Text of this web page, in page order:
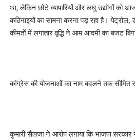
था, लेकिन छोटे व्यापारियों और लघु उद्योगों को
कठिनाइयों का सामना करना पड़ रहा है।
कीमतों में लगातार वृद्धि ने आम आदमी का बजट
कांग्रेस की योजनाओं का नाम बदलने तक सीमित
कुमारी सैलजा ने आरोप लगाया कि भाजपा